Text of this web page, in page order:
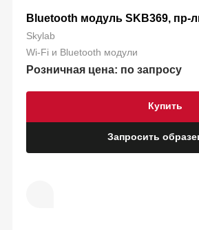
Bluetooth модуль SKB369, пр-
Skylab
Wi-Fi и Bluetooth модули
Розничная цена: по запросу
Запросить
Купить